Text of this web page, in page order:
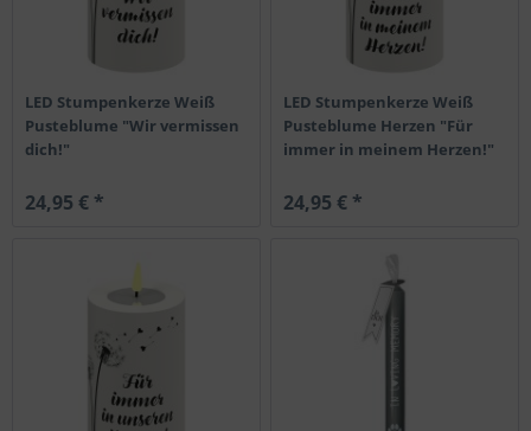
LED Stumpenkerze Weiß
Pusteblume "Wir vermissen
dich!"
24,95 € *
LED Stumpenkerze Weiß
Pusteblume Herzen "Für
immer in meinem Herzen!"
24,95 € *